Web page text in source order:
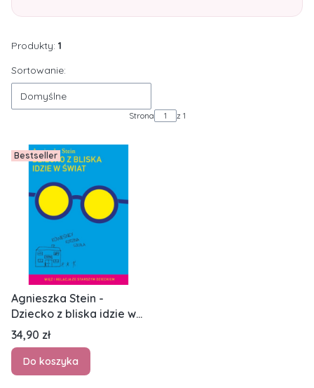
Produkty: 1
Lista produktów
Sortowanie:
Domyślne
Strona z 1
Bestseller
Agnieszka Stein -
Dziecko z bliska idzie w
świat
Cena
34,90 zł
Do koszyka